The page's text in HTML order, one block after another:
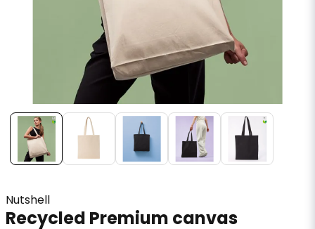
Nutshell
Recycled Premium canvas